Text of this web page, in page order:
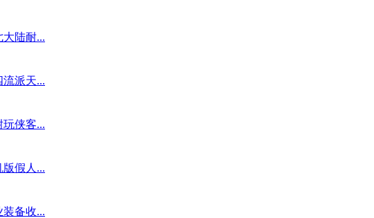
陆耐...
派天...
侠客...
假人...
备收...